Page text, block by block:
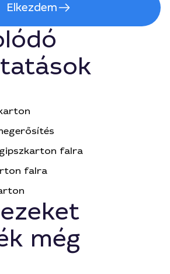
Elkezdem
falra
falra
még